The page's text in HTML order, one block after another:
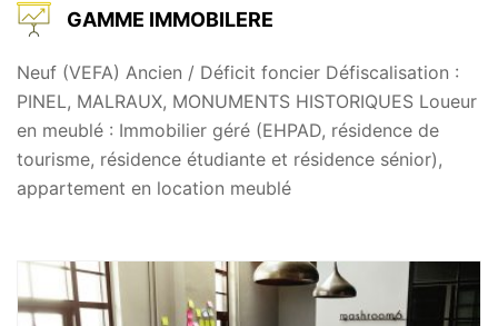
GAMME IMMOBILERE
Neuf (VEFA) Ancien / Déficit foncier Défiscalisation :
PINEL, MALRAUX, MONUMENTS HISTORIQUES Loueur
en meublé : Immobilier géré (EHPAD, résidence de
tourisme, résidence étudiante et résidence sénior),
appartement en location meublé